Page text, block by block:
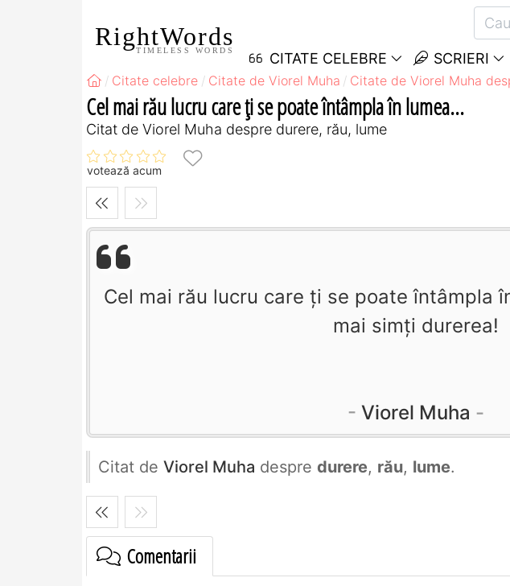
RightWords
TIMELESS WORDS CITATE CELEBRE SCRIERI
Citate celebre Citate de Viorel Muha Citate de Viorel Muha
Cel mai rău lucru care ţi se poate întâmpla în lumea...
Citat de Viorel Muha despre durere, rău, lume
votează acum
Cel mai rău lucru care ţi se poate întâmpla
mai simţi durerea!
Viorel Muha
Citat de Viorel Muha despre durere, rău, lume.
Comentarii